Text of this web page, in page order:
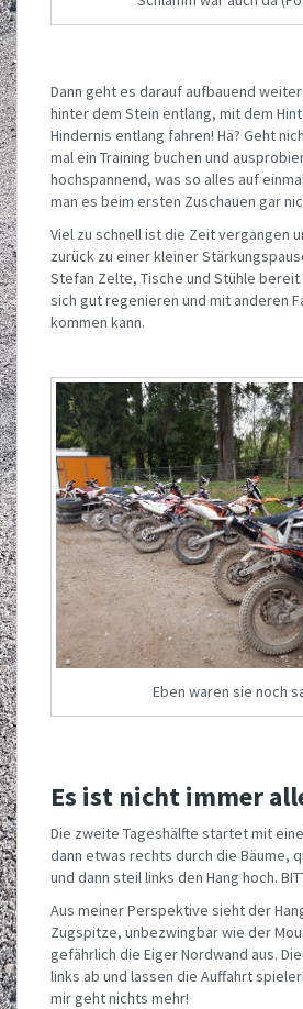
Dann geht es darauf aufbauend
hinter dem Stein entlang, mit dem
Hindernis entlang fahren! Hä? Geht
mal ein Training buchen und
hochspannend, was so alles auf
man es beim ersten Zuschauen gar
Viel zu schnell ist die Zeit vergangen
zurück zu einer kleiner
Stefan Zelte, Tische und Stühle
sich gut regenieren und mit anderen
kommen kann.
Eben waren sie noch
Es ist nicht immer
Die zweite Tageshälfte startet mit
dann etwas rechts durch die Bäume,
und dann steil links den Hang hoch.
Aus meiner Perspektive sieht der
Zugspitze, unbezwingbar wie der
gefährlich die Eiger Nordwand aus.
links ab und lassen die Auffahrt
mir geht nichts mehr!